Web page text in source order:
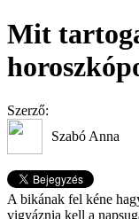
Mit
Szerző:
Szabó Anna
A bikának fel kéne
vigyáznia kell a